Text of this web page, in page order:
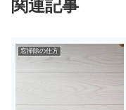
関連記事
窓掃除の仕方